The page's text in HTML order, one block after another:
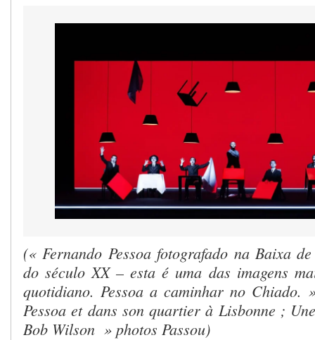
(« Fernando Pessoa fotografado na Baixa
do século XX – esta é uma das imagens
quotidiano. Pessoa a caminhar no Chiado.
Pessoa et dans son quartier à Lisbonne ;
Bob Wilson » photos Passou)